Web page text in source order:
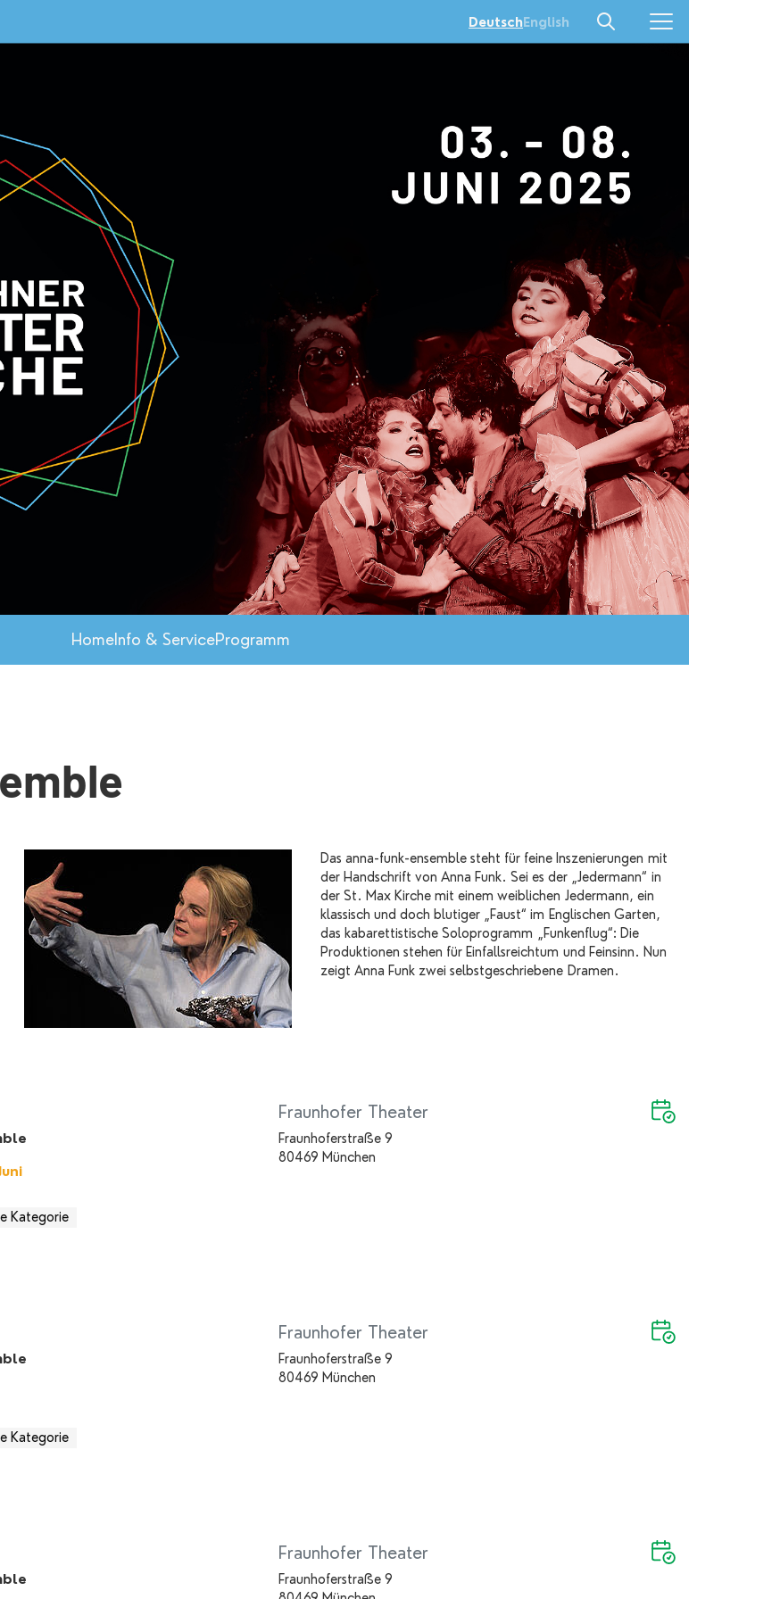
HomeInfo & ServiceProgramm
DeutschEnglish
Das anna-funk-ensemble steht für feine Inszenierungen mit
der Handschrift von Anna Funk. Sei es der „Jedermann“ in
der St. Max Kirche mit einem weiblichen Jedermann, ein
klassisch und doch blutiger „Faust“ im Englischen Garten,
das kabarettistische Soloprogramm „Funkenflug“: Die
Produktionen stehen für Einfallsreichtum und Feinsinn. Nun
zeigt Anna Funk zwei selbstgeschriebene Dramen.
Kategorie
Fraunhofer Theater
Fraunhoferstraße 9
80469 München
Kategorie
Fraunhofer Theater
Fraunhoferstraße 9
80469 München
Fraunhofer Theater
Fraunhoferstraße 9